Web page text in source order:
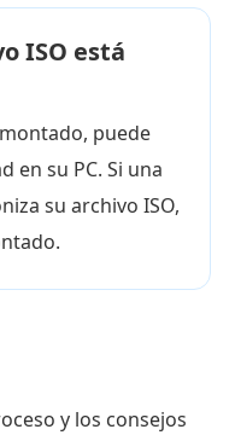
ISO está
puede
en su PC. Si una
su archivo ISO,
y los consejos